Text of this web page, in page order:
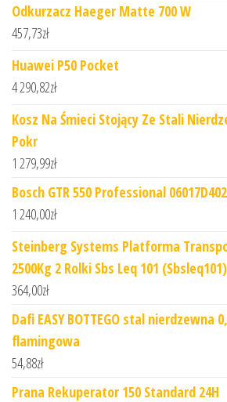
Odkurzacz Haeger Matte 700 W
457,73zł
Huawei P50 Pocket
4 290,82zł
Kosz Na Śmieci Stojący Ze Stali
Pokr
1 279,99zł
Bosch GTR 550 Professional
1 240,00zł
Steinberg Systems Platforma
2500Kg 2 Rolki Sbs Leq 101 (Sbsleq101)
364,00zł
Dafi EASY BOTTEGO stal nierdzewna
flamingowa
54,88zł
Prana Rekuperator 150 Standard 24H